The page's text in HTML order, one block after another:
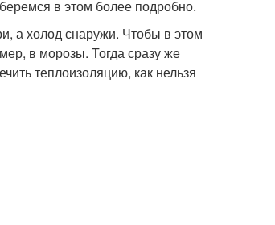
в этом более подробно.
а холод снаружи. Чтобы в этом
в морозы. Тогда сразу же
теплоизоляцию, как нельзя